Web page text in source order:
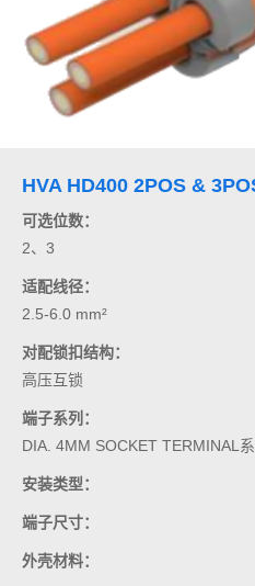
HVA HD400 2POS &
可选位数：
2、3
适配线径：
2.5-6.0 mm²
对配锁扣结构：
高压互锁
端子系列：
DIA. 4MM SOCKET TERMINAL
安装类型：
端子尺寸：
外壳材料：